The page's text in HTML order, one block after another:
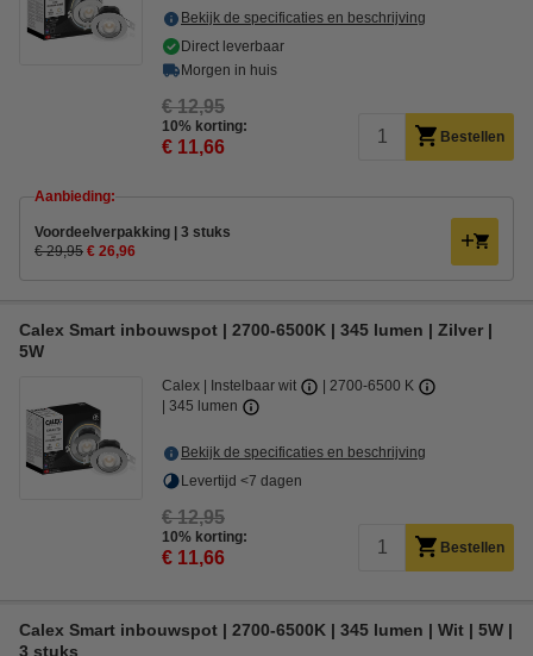
Bekijk de specificaties en beschrijving
Direct leverbaar
Morgen in huis
€ 12,95
10% korting:
€ 11,66 Bestellen
Aanbieding:
Voordeelverpakking | 3 stuks
€ 29,95 € 26,96
Calex Smart inbouwspot | 2700-6500K | 345 lumen | Zilver |
5W
Calex Instelbaar wit
2700-6500 K
345 lumen
Bekijk de specificaties en beschrijving
Levertijd <7 dagen
€ 12,95
10% korting:
€ 11,66 Bestellen
Calex Smart inbouwspot | 2700-6500K | 345 lumen | Wit | 5W |
3 stuks